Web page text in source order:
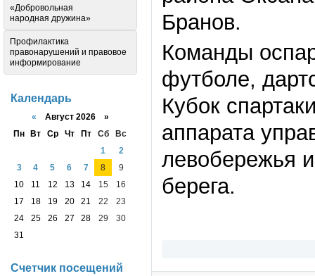
Бранов.
Команды
футболе,
Кубок
аппарата
левобережья
берега.
«Добровольная
народная дружина»
Профилактика
правонарушений и правовое
информирование
Календарь
« Август 2026 »
Пн
Вт Ср Чт Пт Сб
Вс
1
2
3
4 5 6 7 8
9
10
11 12 13 14 15
16
17
18 19 20 21 22
23
24
25 26 27 28 29
30
31
Счетчик посещений